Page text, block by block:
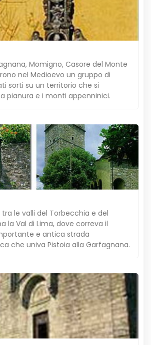
Momigno, Casore del Monte
nel Medioevo un gruppo di
sorti su un territorio che si
pianura e i monti appenninici.
le valli del Torbecchia e del
la Val di Lima, dove correva il
e antica strada
che univa Pistoia alla Garfagnana.